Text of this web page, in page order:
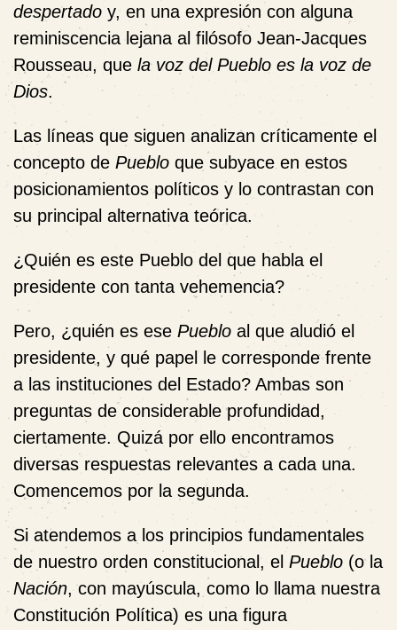
despertado y, en una expresión con alguna
reminiscencia lejana al filósofo Jean-Jacques
Rousseau, que la voz del Pueblo es la voz de
Dios.
Las líneas que siguen analizan críticamente el
concepto de Pueblo que subyace en estos
posicionamientos políticos y lo contrastan con
su principal alternativa teórica.
¿Quién es este Pueblo del que habla el
presidente con tanta vehemencia?
Pero, ¿quién es ese Pueblo al que aludió el
presidente, y qué papel le corresponde frente
a las instituciones del Estado? Ambas son
preguntas de considerable profundidad,
ciertamente. Quizá por ello encontramos
diversas respuestas relevantes a cada una.
Comencemos por la segunda.
Si atendemos a los principios fundamentales
de nuestro orden constitucional, el Pueblo (o la
Nación, con mayúscula, como lo llama nuestra
Constitución Política) es una figura